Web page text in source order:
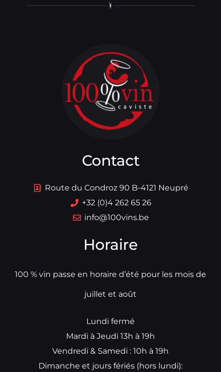
Contact
Route du Condroz 90 B-4121 Neupré
+32 (0)4 262 65 26
info@100vins.be
Horaire
100 % vin passe en horaire d’été pour les mois de
juillet et août
Lundi fermé
Mardi à Jeudi 13h à 19h
Vendredi & Samedi : 10h à 19h
Dimanche et jours fériés (hors lundi):